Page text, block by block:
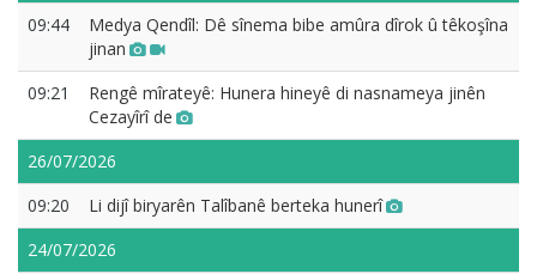
09:44
Medya Qendîl: Dê sînema bibe amûra dîrok û têkoşîna
jinan
09:21
Rengê mîrateyê: Hunera hineyê di nasnameya jinên
Cezayîrî de
26/07/2026
09:20
Li dijî biryarên Talîbanê berteka hunerî
24/07/2026